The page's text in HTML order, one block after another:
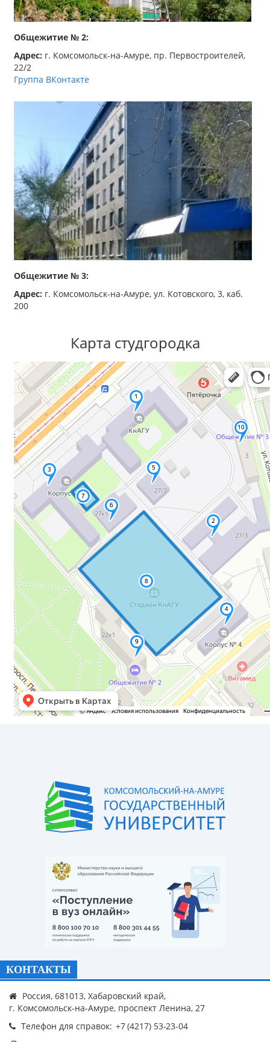
Общежитие № 2:
Адрес: г. Комсомольск-на-Амуре, пр. Первостроителей,
22/2
Группа ВКонтакте
Общежитие № 3:
Адрес: г. Комсомольск-на-Амуре, ул. Котовского, 3, каб.
200
Карта студгородка
КОНТАКТЫ
Россия, 681013, Хабаровский край,
г. Комсомольск-на-Амуре, проспект Ленина, 27
Телефон для справок: